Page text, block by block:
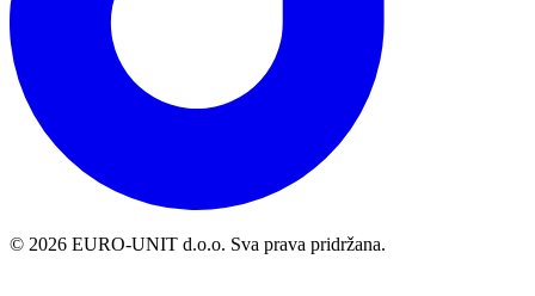
© 2026 EURO-UNIT d.o.o. Sva prava pridržana.